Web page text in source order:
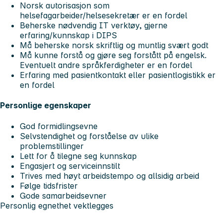
Norsk autorisasjon som
helsefagarbeider/helsesekretær er en fordel
Beherske nødvendig IT verktøy, gjerne
erfaring/kunnskap i DIPS
Må beherske norsk skriftlig og muntlig svært godt
Må kunne forstå og gjøre seg forstått på engelsk.
Eventuelt andre språkferdigheter er en fordel
Erfaring med pasientkontakt eller pasientlogistikk er
en fordel
Personlige egenskaper
God formidlingsevne
Selvstendighet og forståelse av ulike
problemstillinger
Lett for å tilegne seg kunnskap
Engasjert og serviceinnstilt
Trives med høyt arbeidstempo og allsidig arbeid
Følge tidsfrister
Gode samarbeidsevner
Personlig egnethet vektlegges